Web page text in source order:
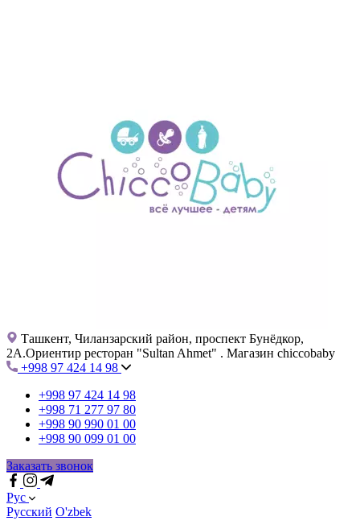
Ташкент, Чиланзарский район, проспект Бунёдкор,
2А.Ориентир ресторан "Sultan Ahmet" . Магазин chiccobaby
+998 97 424 14 98
+998 97 424 14 98
+998 71 277 97 80
+998 90 990 01 00
+998 90 099 01 00
Заказать звонок
Рус
Русский O'zbek